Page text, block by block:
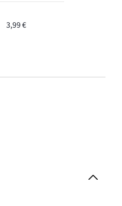
3,99 €